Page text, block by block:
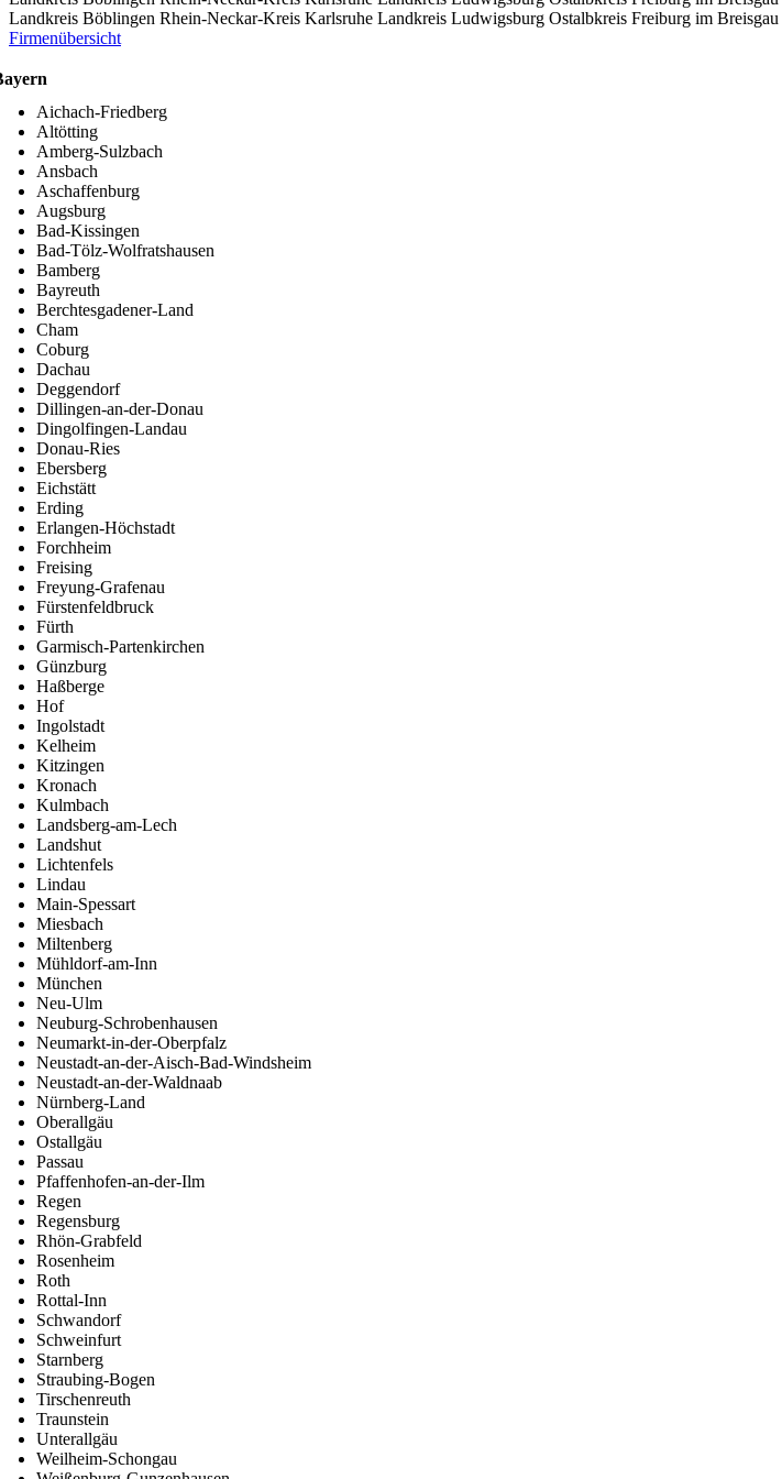
Landkreis Böblingen Rhein-Neckar-Kreis Karlsruhe Landkreis Ludwigsburg Ostalbkreis Freiburg im Breisgau
Firmenübersicht
Aichach-Friedberg
Altötting
Amberg-Sulzbach
Ansbach
Aschaffenburg
Augsburg
Bad-Kissingen
Bad-Tölz-Wolfratshausen
Bamberg
Bayreuth
Berchtesgadener-Land
Cham
Coburg
Dachau
Deggendorf
Dillingen-an-der-Donau
Dingolfingen-Landau
Donau-Ries
Ebersberg
Eichstätt
Erding
Erlangen-Höchstadt
Forchheim
Freising
Freyung-Grafenau
Fürstenfeldbruck
Fürth
Garmisch-Partenkirchen
Günzburg
Haßberge
Hof
Ingolstadt
Kelheim
Kitzingen
Kronach
Kulmbach
Landsberg-am-Lech
Landshut
Lichtenfels
Lindau
Main-Spessart
Miesbach
Miltenberg
Mühldorf-am-Inn
München
Neu-Ulm
Neuburg-Schrobenhausen
Neumarkt-in-der-Oberpfalz
Neustadt-an-der-Aisch-Bad-Windsheim
Neustadt-an-der-Waldnaab
Nürnberg-Land
Oberallgäu
Ostallgäu
Passau
Pfaffenhofen-an-der-Ilm
Regen
Regensburg
Rhön-Grabfeld
Rosenheim
Roth
Rottal-Inn
Schwandorf
Schweinfurt
Starnberg
Straubing-Bogen
Tirschenreuth
Traunstein
Unterallgäu
Weilheim-Schongau